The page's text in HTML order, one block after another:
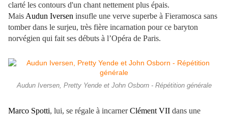
clarté les contours d'un chant nettement plus épais.
Mais Audun Iversen insufle une verve superbe à Fieramosca sans
tomber dans le surjeu, très fière incarnation pour ce baryton
norvégien qui fait ses débuts à l’Opéra de Paris.
Audun Iversen, Pretty Yende et John Osborn - Répétition générale
Marco Spotti, lui, se régale à incarnerClément VII dans une